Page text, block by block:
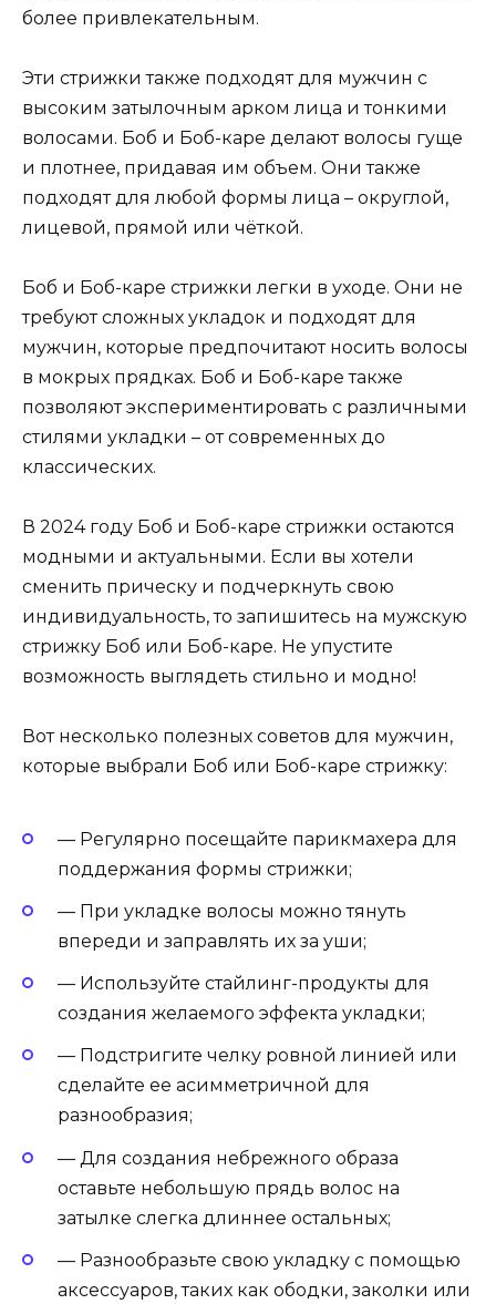
более привлекательным.
Эти стрижки также подходят для мужчин с
высоким затылочным арком лица и тонкими
волосами. Боб и Боб-каре делают волосы гуще
и плотнее, придавая им объем. Они также
подходят для любой формы лица – округлой,
лицевой, прямой или чёткой.
Боб и Боб-каре стрижки легки в уходе. Они не
требуют сложных укладок и подходят для
мужчин, которые предпочитают носить волосы
в мокрых прядках. Боб и Боб-каре также
позволяют экспериментировать с различными
стилями укладки – от современных до
классических.
В 2024 году Боб и Боб-каре стрижки остаются
модными и актуальными. Если вы хотели
сменить прическу и подчеркнуть свою
индивидуальность, то запишитесь на мужскую
стрижку Боб или Боб-каре. Не упустите
возможность выглядеть стильно и модно!
Вот несколько полезных советов для мужчин,
которые выбрали Боб или Боб-каре стрижку:
— Регулярно посещайте парикмахера для
поддержания формы стрижки;
— При укладке волосы можно тянуть
впереди и заправлять их за уши;
— Используйте стайлинг-продукты для
создания желаемого эффекта укладки;
— Подстригите челку ровной линией или
сделайте ее асимметричной для
разнообразия;
— Для создания небрежного образа
оставьте небольшую прядь волос на
затылке слегка длиннее остальных;
— Разнообразьте свою укладку с помощью
аксессуаров, таких как ободки, заколки или